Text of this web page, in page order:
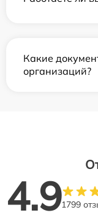
Какие
организаций?
4.91799